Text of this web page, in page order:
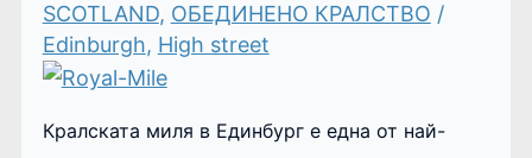
SCOTLAND, ОБЕДИНЕНО КРАЛСТВО /
Edinburgh, High street
Кралската миля в Единбург е една от най-